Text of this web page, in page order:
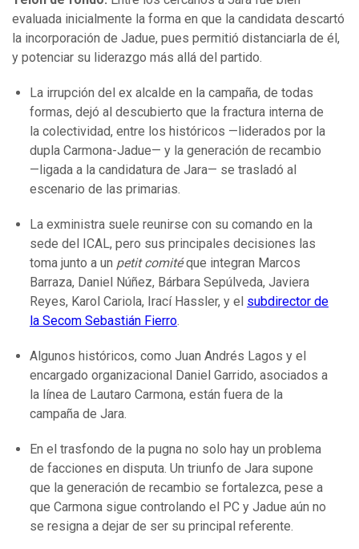
evaluada inicialmente la forma en que la candidata descartó
la incorporación de Jadue, pues permitió distanciarla de él,
y potenciar su liderazgo más allá del partido.
La irrupción del ex alcalde en la campaña, de todas
formas, dejó al descubierto que la fractura interna de
la colectividad, entre los históricos —liderados por la
dupla Carmona-Jadue— y la generación de recambio
—ligada a la candidatura de Jara— se trasladó al
escenario de las primarias.
La exministra suele reunirse con su comando en la
sede del ICAL, pero sus principales decisiones las
toma junto a un petit comitéque integran Marcos
Barraza, Daniel Núñez, Bárbara Sepúlveda, Javiera
Reyes, Karol Cariola, Irací Hassler, y el subdirector de
la Secom Sebastián Fierro.
Algunos históricos, como Juan Andrés Lagos y el
encargado organizacional Daniel Garrido, asociados a
la línea de Lautaro Carmona, están fuera de la
campaña de Jara.
En el trasfondo de la pugna no solo hay un problema
de facciones en disputa. Un triunfo de Jara supone
que la generación de recambio se fortalezca, pese a
que Carmona sigue controlando el PC y Jadue aún no
se resigna a dejar de ser su principal referente.